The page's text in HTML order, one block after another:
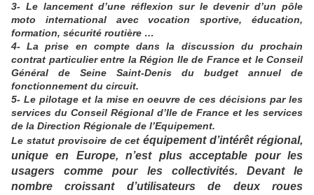
3- Le lancement d’une réflexion sur le devenir d’un pôle
moto international avec vocation sportive, éducation,
formation, sécurité routière …
4- La prise en compte dans la discussion du prochain
contrat particulier entre la Région Ile de France et le Conseil
Général de Seine Saint-Denis du budget annuel de
fonctionnement du circuit.
5- Le pilotage et la mise en oeuvre de ces décisions par les
services du Conseil Régional d’Ile de France et les services
de la Direction Régionale de l’Equipement.
Le statut provisoire de cetéquipement d’intérêt régional,
unique en Europe, n’est plus acceptable pour les
usagers comme pour les collectivités. Devant le
nombre croissant d’utilisateurs de deux roues